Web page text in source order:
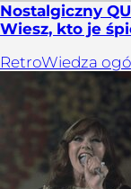
Nostalgiczny
Wiesz, kto je
RetroWiedza